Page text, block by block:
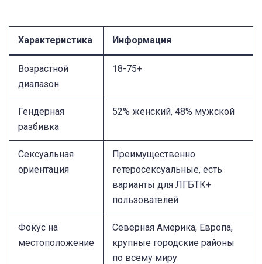
Характеристика Информация
Возрастной
диапазон
18-75+
Гендерная
разбивка
52% женский, 48% мужской
Сексуальная
ориентация
Преимущественно
гетеросексуальные, есть
варианты для ЛГБТК+
пользователей
Фокус на
местоположение
Северная Америка, Европа,
крупные городские районы
по всему миру